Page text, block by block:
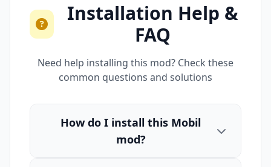
Installation Help &
FAQ
Need help installing this mod? Check these
common questions and solutions
How do I install this Mobil
mod?